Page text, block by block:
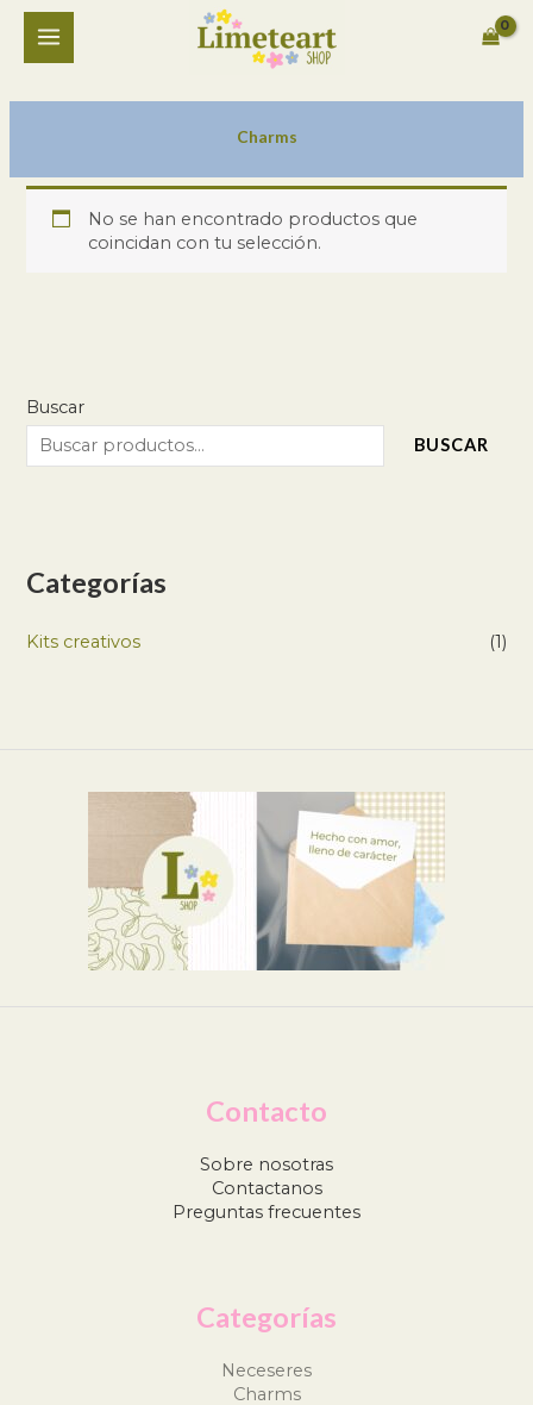
contenido
MAIN
MENU
Buscar
BUSCAR
Categorías
Kits creativos (1)
Charms
No se han encontrado productos que
coincidan con tu selección.
Contacto
Sobre nosotras
Contactanos
Preguntas frecuentes
Categorías
Neceseres
Charms